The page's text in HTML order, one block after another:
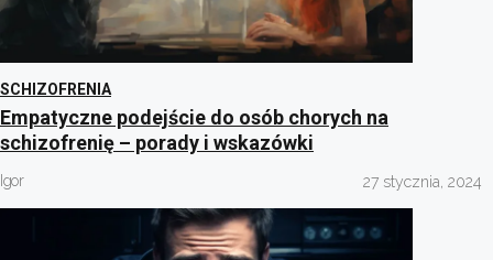
SCHIZOFRENIA
Empatyczne podejście do osób chorych na
schizofrenię – porady i wskazówki
Igor 27 stycznia, 2024